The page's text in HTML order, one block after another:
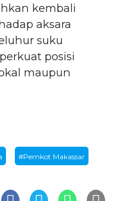
kembali
aksara
suku
posisi
maupun
#Pemkot Makassar